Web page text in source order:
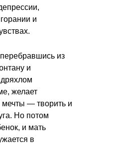
и
из
и
желает
мечты — творить и
Но потом
и мать
в